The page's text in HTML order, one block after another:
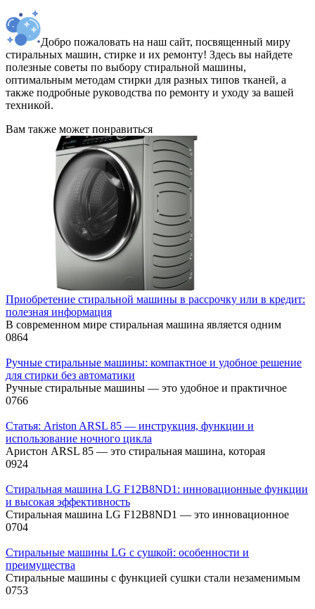
Добро пожаловать на наш сайт, посвященный миру
стиральных машин, стирке и их ремонту! Здесь вы найдете
полезные советы по выбору стиральной машины,
оптимальным методам стирки для разных типов тканей, а
также подробные руководства по ремонту и уходу за вашей
техникой.
Вам также может понравиться
Приобретение стиральной машины в рассрочку или в кредит:
полезная информация
В современном мире стиральная машина является одним
0864
Ручные стиральные машины: компактное и удобное решение
для стирки без автоматики
Ручные стиральные машины — это удобное и практичное
0766
Статья: Ariston ARSL 85 — инструкция, функции и
использование ночного цикла
Аристон ARSL 85 — это стиральная машина, которая
0924
Стиральная машина LG F12B8ND1: инновационные функции
и высокая эффективность
Стиральная машина LG F12B8ND1 — это инновационное
0704
Стиральные машины LG с сушкой: особенности и
преимущества
Стиральные машины с функцией сушки стали незаменимым
0753